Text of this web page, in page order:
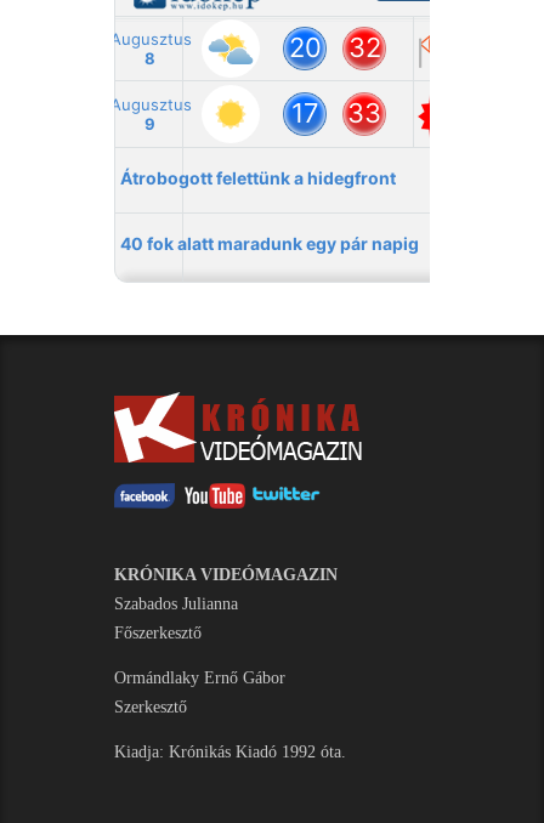
KRÓNIKA VIDEÓMAGAZIN
Szabados Julianna
Főszerkesztő
Ormándlaky Ernő Gábor
Szerkesztő
Kiadja: Krónikás Kiadó 1992 óta.